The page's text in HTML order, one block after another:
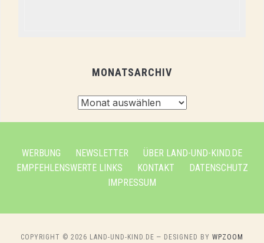
MONATSARCHIV
WERBUNG NEWSLETTER
ÜBER LAND-UND-KIND.DE
EMPFEHLENSWERTE LINKS
KONTAKT
DATENSCHUTZ
IMPRESSUM
COPYRIGHT © 2026 LAND-UND-KIND.DE — DESIGNED BY WPZOOM